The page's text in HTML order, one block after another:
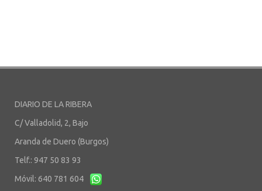
DIARIO DE LA RIBERA
C/ Valladolid, 2, Bajo
Aranda de Duero (Burgos)
Telf.: 947 50 83 93
Móvil: 640 781 604